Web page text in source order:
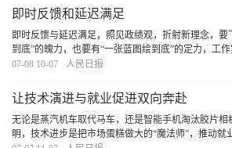
即时反馈和延迟满足
即时反馈与延迟满足，照见政绩观，折射新理念，要
到底”的魄力，也要有“一张蓝图绘到底”的定力，工
验、历史审视和群众评判。
07-08 10-07 人民日报
让技术演进与就业促进双向奔赴
无论是蒸汽机车取代马车，还是智能手机淘汰胶片相
明，技术进步是把市场蛋糕做大的“魔法师”，推动就